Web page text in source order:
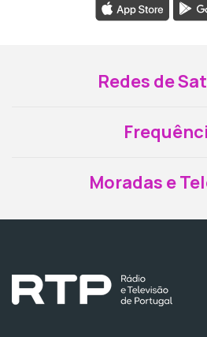
Redes de
Moradas e